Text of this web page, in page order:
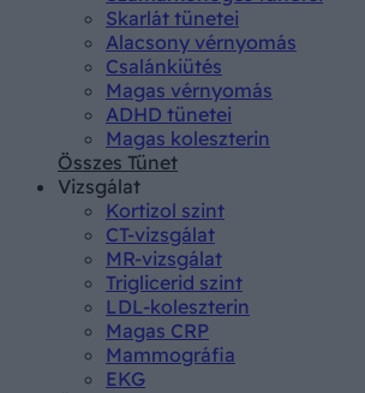
Skarlát tünetei
Alacsony vérnyomás
Csalánkiütés
Magas vérnyomás
ADHD tünetei
Magas koleszterin
Összes Tünet
Vizsgálat
Kortizol szint
CT-vizsgálat
MR-vizsgálat
Triglicerid szint
LDL-koleszterin
Magas CRP
Mammográfia
EKG